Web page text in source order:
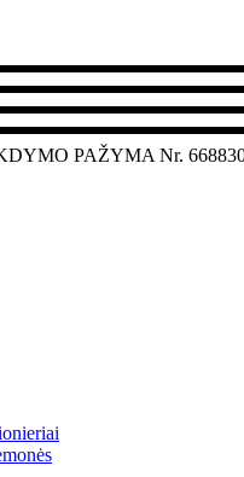
PAŽYMA Nr.